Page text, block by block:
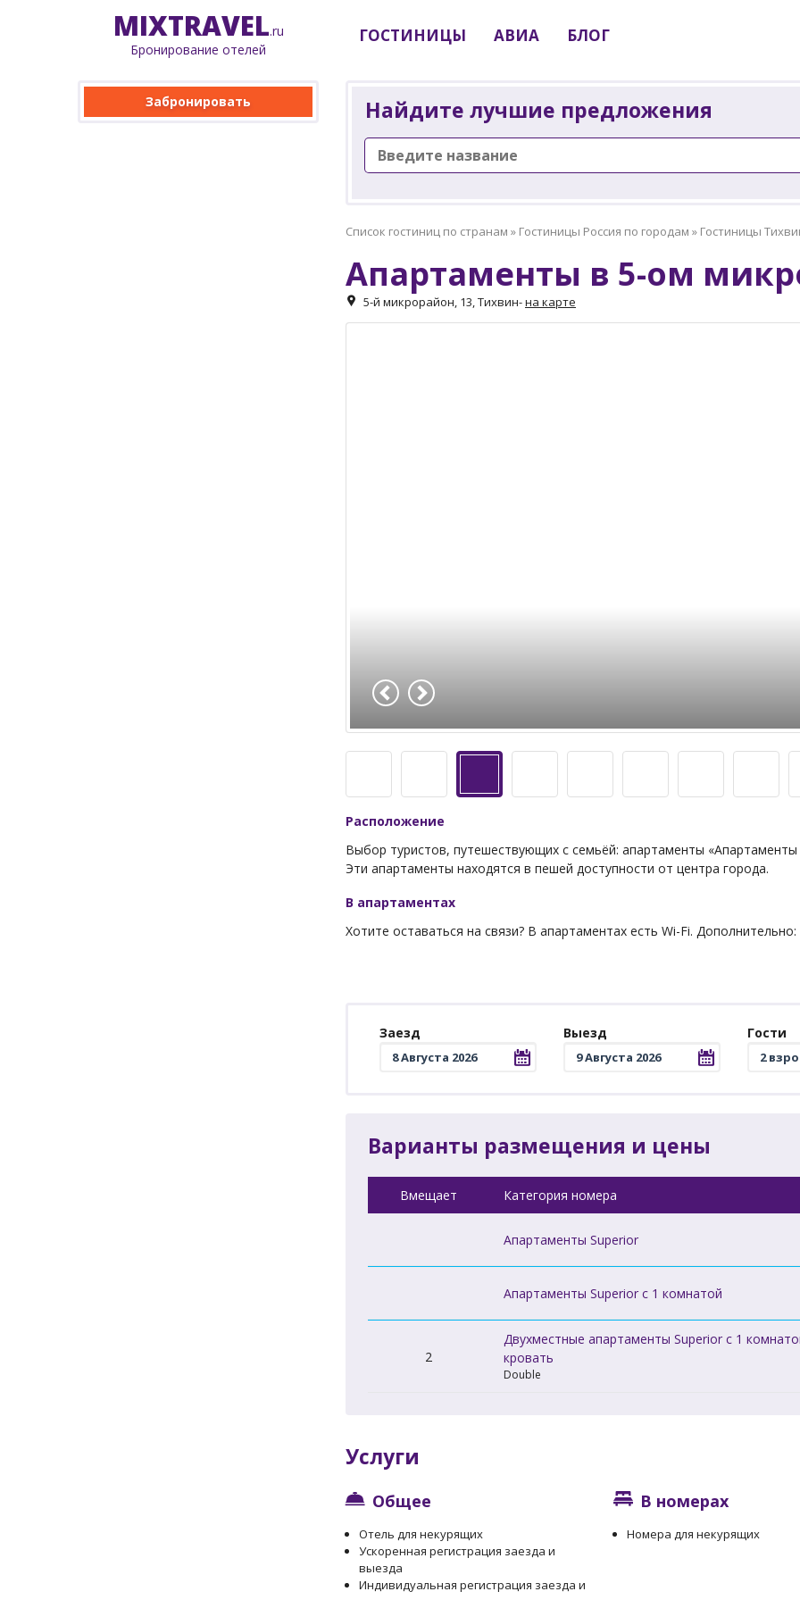
MIXTRAVEL.ru
Бронирование отелей
ГОСТИНИЦЫ АВИА БЛОГ
Забронировать Найдите лучшие предложения
Список гостиниц по странам » Гостиницы Россия по городам » Гостиницы
Апартаменты в 5-ом
5-й микрорайон, 13, Тихвин-на карте
Расположение
Выбор туристов, путешествующих с семьёй: апартаменты
Эти апартаменты находятся в пешей доступности от центра города.
В апартаментах
Хотите оставаться на связи? В апартаментах есть Wi-Fi.
Заезд Выезд
Гости
Варианты размещения и цены
Вмещает Категория номера
Апартаменты Superior
Апартаменты Superior c 1 комнатой
2
Двухместные апартаменты Superior c 1
кровать
Double
Услуги
Общее
Отель для некурящих
Ускоренная регистрация заезда и
выезда
Индивидуальная регистрация заезда и
В номерах
Номера для некурящих